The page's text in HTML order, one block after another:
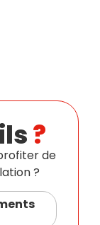
?
de
?